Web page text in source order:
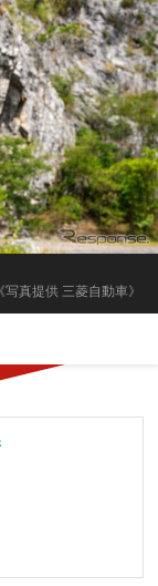
《写真提供 三菱自動車》